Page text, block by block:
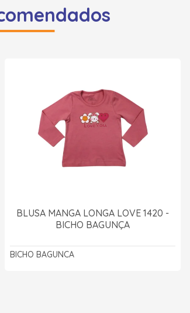
BLUSA MANGA LONGA LOVE 1420 -
BICHO BAGUNÇA
BICHO BAGUNCA